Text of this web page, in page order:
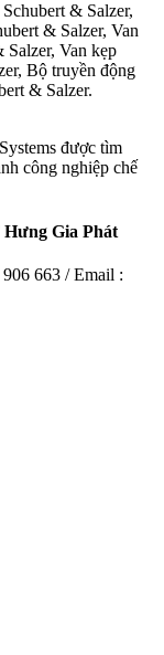
& Salzer,
& Salzer, Van
Salzer, Van kẹp
Bộ truyền động
& Salzer.
được tìm
công nghiệp chế
Gia Phát
663 / Email :